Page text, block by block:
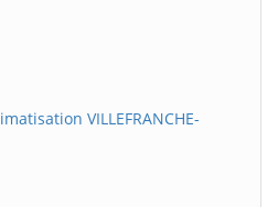
VILLEFRANCHE-